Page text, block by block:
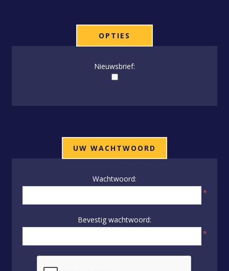
OPTIES
Nieuwsbrief:
UW WACHTWOORD
Wachtwoord:
*
Bevestig wachtwoord:
*